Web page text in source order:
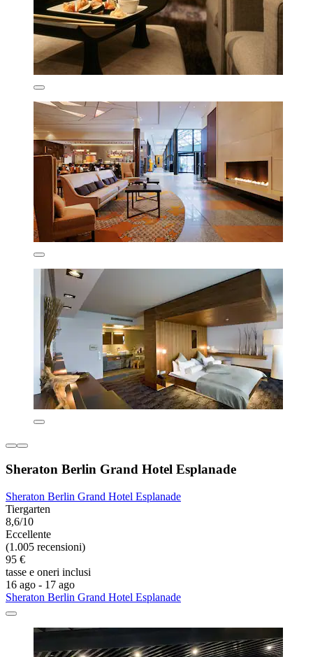
Sheraton Berlin Grand Hotel Esplanade
Sheraton Berlin Grand Hotel Esplanade
Tiergarten
8,6/10
Eccellente
(1.005 recensioni)
95 €
tasse e oneri inclusi
16 ago - 17 ago
Sheraton Berlin Grand Hotel Esplanade